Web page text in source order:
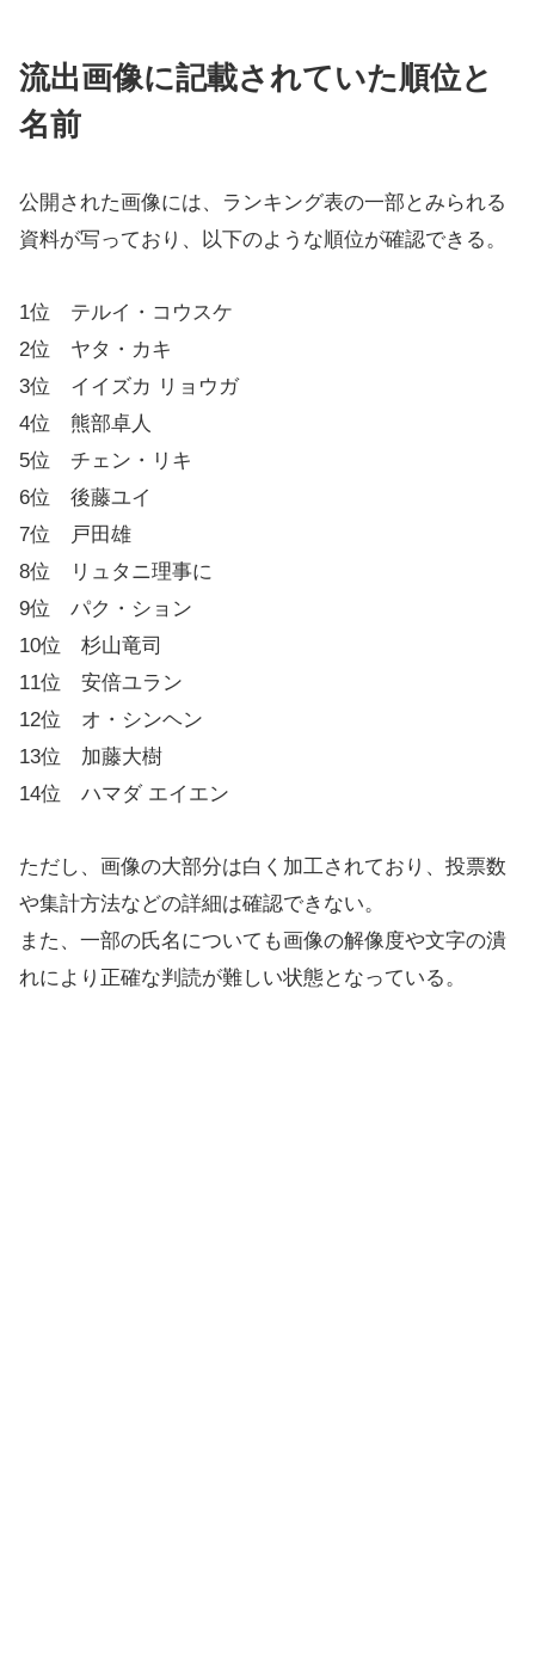
流出画像に記載されていた順位と
名前
公開された画像には、ランキング表の一部とみられる
資料が写っており、以下のような順位が確認できる。
1位 テルイ・コウスケ
2位 ヤタ・カキ
3位 イイズカ リョウガ
4位 熊部卓人
5位 チェン・リキ
6位 後藤ユイ
7位 戸田雄
8位 リュタニ理事に
9位 パク・ション
10位 杉山竜司
11位 安倍ユラン
12位 オ・シンヘン
13位 加藤大樹
14位 ハマダ エイエン
ただし、画像の大部分は白く加工されており、投票数
や集計方法などの詳細は確認できない。
また、一部の氏名についても画像の解像度や文字の潰
れにより正確な判読が難しい状態となっている。